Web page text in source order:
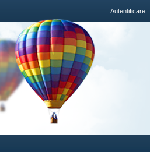
Autentificare